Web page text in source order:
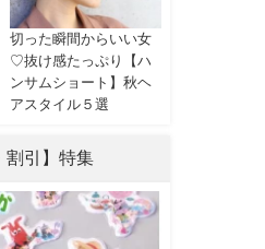
切った瞬間からいい女
♡抜け感たっぷり【ハ
ンサムショート】秋ヘ
アスタイル５選
割引】特集